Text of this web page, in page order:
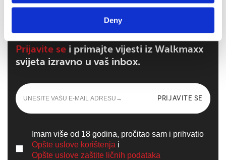
Deny
Prijavite se i primajte vijesti iz Walkmaxx
svijeta izravno u vaš inbox.
PRIJAVITE SE
Imam više od 18 godina, pročitao sam i prihvatio
Opšte uslove korištenja i
Opšte uslove zaštite ličnih podataka